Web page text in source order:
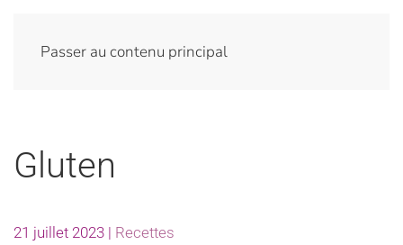
Passer au contenu principal
Gluten
21 juillet 2023 | Recettes